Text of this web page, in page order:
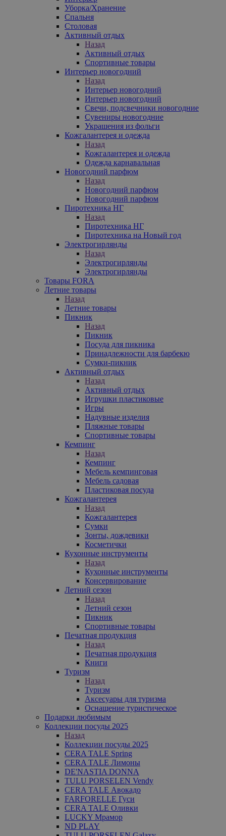
Уборка/Хранение
Спальня
Столовая
Активный отдых
Назад
Активный отдых
Спортивные товары
Интерьер новогодний
Назад
Интерьер новогодний
Интерьер новогодний
Свечи, подсвечники новогодние
Сувениры новогодние
Украшения из фольги
Кожгалантерея и одежда
Назад
Кожгалантерея и одежда
Одежда карнавальная
Новогодний парфюм
Назад
Новогодний парфюм
Новогодний парфюм
Пиротехника НГ
Назад
Пиротехника НГ
Пиротехника на Новый год
Электрогирлянды
Назад
Электрогирлянды
Электрогирлянды
Товары FORA
Летние товары
Назад
Летние товары
Пикник
Назад
Пикник
Посуда для пикника
Принадлежности для барбекю
Сумки-пикник
Активный отдых
Назад
Активный отдых
Игрушки пластиковые
Игры
Надувные изделия
Пляжные товары
Спортивные товары
Кемпинг
Назад
Кемпинг
Мебель кемпинговая
Мебель садовая
Пластиковая посуда
Кожгалантерея
Назад
Кожгалантерея
Сумки
Зонты, дождевики
Косметички
Кухонные инструменты
Назад
Кухонные инструменты
Консервирование
Летний сезон
Назад
Летний сезон
Пикник
Спортивные товары
Печатная продукция
Назад
Печатная продукция
Книги
Туризм
Назад
Туризм
Аксесуары для туризма
Оснащение туристическое
Подарки любимым
Коллекции посуды 2025
Назад
Коллекции посуды 2025
CERA TALE Spring
CERA TALE Лимоны
DE'NASTIA DONNA
TULU PORSELEN Vendy
CERA TALE Авокадо
FARFORELLE Гуси
CERA TALE Оливки
LUCKY Мрамор
ND PLAY